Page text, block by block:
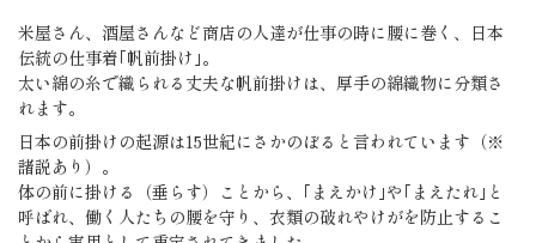
米屋さん、酒屋さんなど商店の人達が仕事の時に腰に巻く、日本
伝統の仕事着｢帆前掛け｣。
太い綿の糸で織られる丈夫な帆前掛けは、厚手の綿織物に分類さ
れます。
日本の前掛けの起源は15世紀にさかのぼると言われています（※
諸説あり）。
体の前に掛ける（垂らす）ことから、｢まえかけ｣や｢まえたれ｣と
呼ばれ、働く人たちの腰を守り、衣類の破れやけがを防止するこ